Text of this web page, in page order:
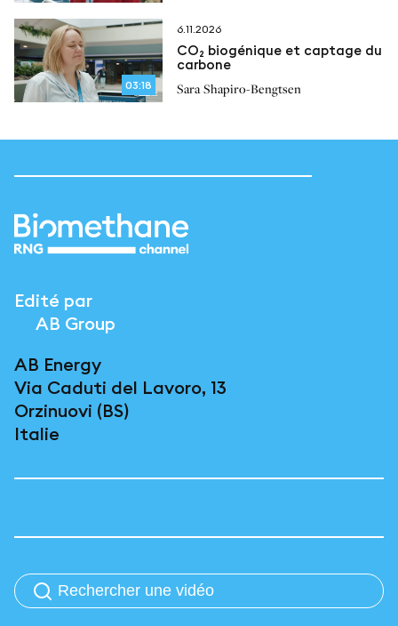
03:18
6.11.2026
CO₂ biogénique et captage du
carbone
Sara Shapiro-Bengtsen
Edité par
AB Group
AB Energy
Via Caduti del Lavoro, 13
Orzinuovi (BS)
Italie